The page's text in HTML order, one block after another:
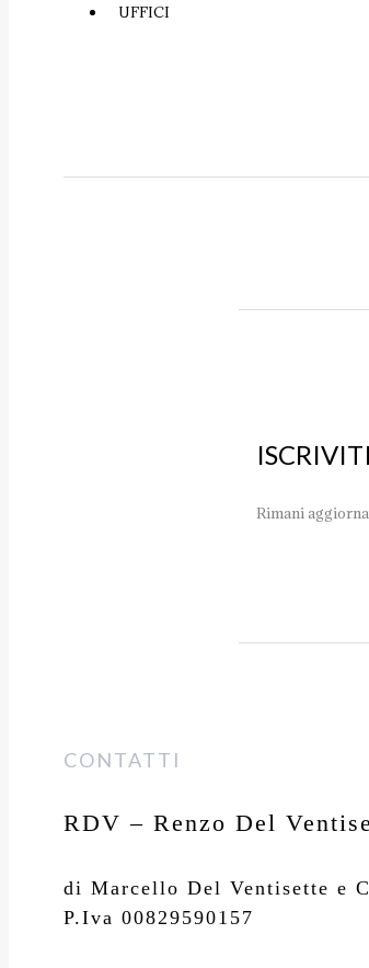
UFFICI
Rimani
CONTATTI
RDV – Renzo Del
di Marcello Del Ventisette e
P.Iva 00829590157